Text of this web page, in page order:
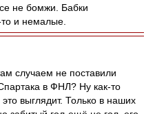
не бомжи. Бабки
и немалые.
случаем не поставили
в ФНЛ? Ну как-то
выглядит. Только в наших